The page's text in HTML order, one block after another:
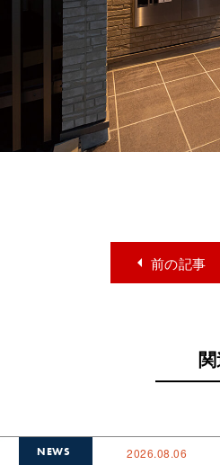
arrow_left 前の記事
NEWS 2026.08.06